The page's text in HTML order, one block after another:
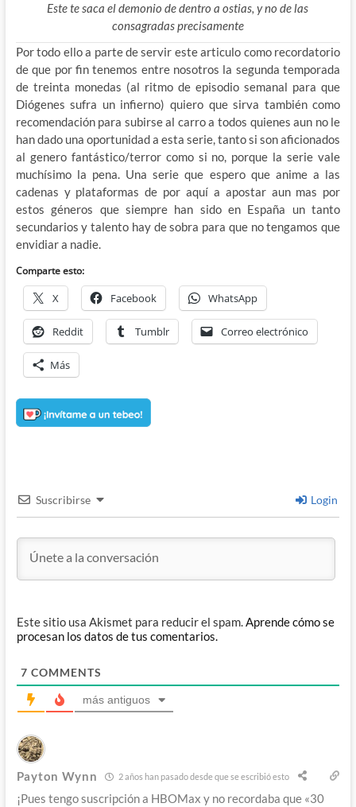
Este te saca el demonio de dentro a ostias, y no de las
consagradas precisamente
Por todo ello a parte de servir este articulo como recordatorio
de que por fin tenemos entre nosotros la segunda temporada
de treinta monedas (al ritmo de episodio semanal para que
Diógenes sufra un infierno) quiero que sirva también como
recomendación para subirse al carro a todos quienes aun no le
han dado una oportunidad a esta serie, tanto si son aficionados
al genero fantástico/terror como si no, porque la serie vale
muchísimo la pena. Una serie que espero que anime a las
cadenas y plataformas de por aquí a apostar aun mas por
estos géneros que siempre han sido en España un tanto
secundarios y talento hay de sobra para que no tengamos que
envidiar a nadie.
Comparte esto:
X Facebook WhatsApp
Reddit Tumblr Correo electrónico
Más
Suscribirse Login
Este sitio usa Akismet para reducir el spam.Aprende cómo se
procesan los datos de tus comentarios.
7 COMMENTS
más antiguos
Payton Wynn 2 años han pasado desde que se escribió esto
¡Pues tengo suscripción a HBOMax y no recordaba que «30